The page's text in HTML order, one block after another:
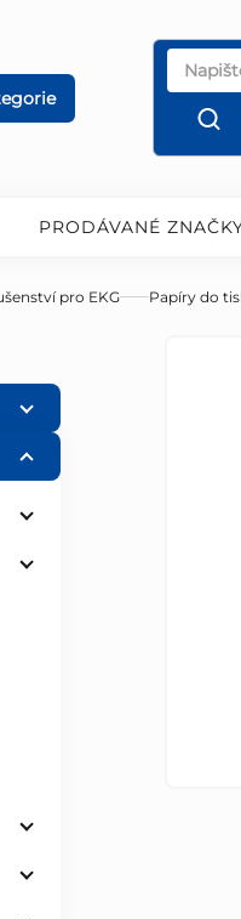
PRODÁVANÉ
pro EKG Papíry do